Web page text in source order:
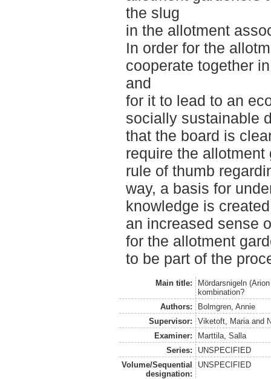
the slug
in the allotment
In order for the
cooperate together
and
for it to lead to an
socially sustainable
that the board is
require the
rule of thumb
way, a basis for
knowledge is
an increased sense
for the allotment
to be part of the
Main title:
Mördarsnigeln
kombination?
Authors:
Bolmgren, Annie
Supervisor:
Viketoft, Maria and
Examiner:
Marttila, Salla
Series:
UNSPECIFIED
Volume/Sequential
designation:
UNSPECIFIED